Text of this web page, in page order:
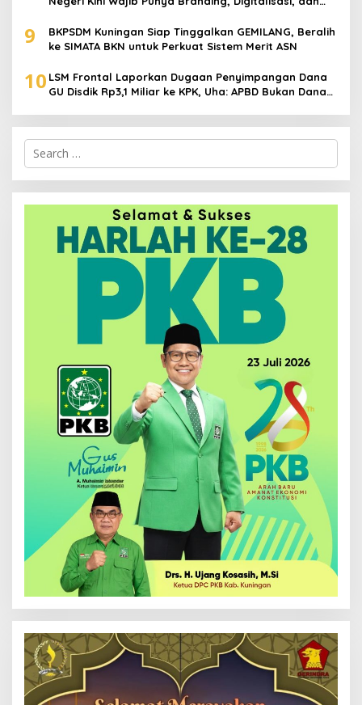
9
BKPSDM Kuningan Siap Tinggalkan GEMILANG, Beralih
ke SIMATA BKN untuk Perkuat Sistem Merit ASN
10 LSM Frontal Laporkan Dugaan Penyimpangan Dana
GU Disdik Rp3,1 Miliar ke KPK, Uha: APBD Bukan Dana
Search
for: